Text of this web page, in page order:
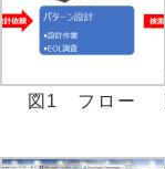
図1 フロー